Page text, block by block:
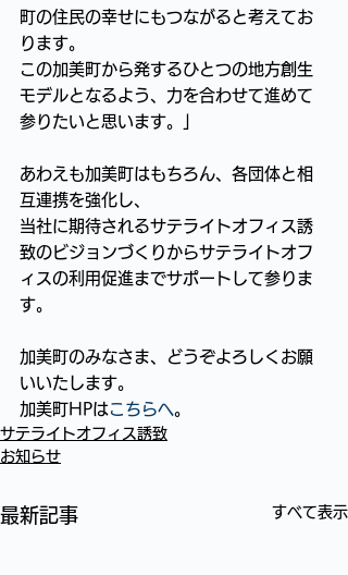
町の住民の幸せにもつながると考えてお
ります。
この加美町から発するひとつの地方創生
モデルとなるよう、力を合わせて進めて
参りたいと思います。」
あわえも加美町はもちろん、各団体と相
互連携を強化し、
当社に期待されるサテライトオフィス誘
致のビジョンづくりからサテライトオフ
ィスの利用促進までサポートして参りま
す。
加美町のみなさま、どうぞよろしくお願
いいたします。
加美町HPは こちらへ。
サテライトオフィス誘致
お知らせ
最新記事 すべて表示